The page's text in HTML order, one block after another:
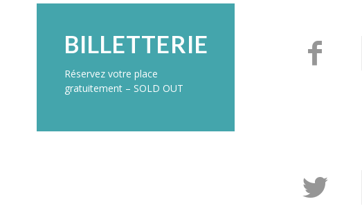
BILLETTERIE
Réservez votre place
gratuitement – SOLD OUT